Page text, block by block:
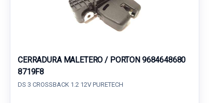
CERRADURA MALETERO / PORTON 9684648680
8719F8
DS 3 CROSSBACK 1.2 12V PURETECH